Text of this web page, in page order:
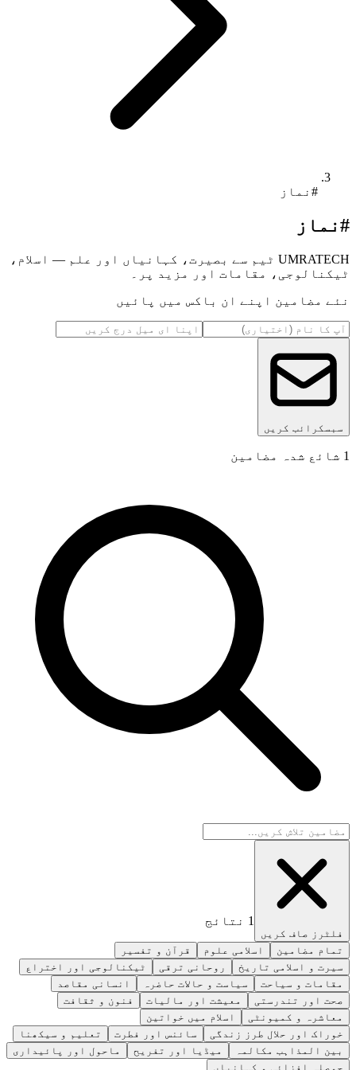
#نماز
#نماز
UMRATECH ٹیم سے بصیرت، کہانیاں اور علم — اسلام،
ٹیکنالوجی، مقامات اور مزید پر۔
نئے مضامین اپنے ان باکس میں پائیں
سبسکرائب کریں
1 شائع شدہ مضامین
فلٹرز صاف کریں
1 نتائج
تمام مضامین اسلامی علوم
قرآن و تفسیر
سیرت و اسلامی تاریخ
روحانی ترقی
ٹیکنالوجی اور اختراع
مقامات و سیاحت
سیاست و حالات حاضرہ
انسانی مقاصد
صحت اور تندرستی
معیشت اور مالیات
فنون و ثقافت
معاشرہ و کمیونٹی
اسلام میں خواتین
خوراک اور حلال طرز زندگی
سائنس اور فطرت
تعلیم و سیکھنا
بین المذاہب مکالمہ
میڈیا اور تفریح
ماحول اور پائیداری
حوصلہ افزائی و کہانیاں